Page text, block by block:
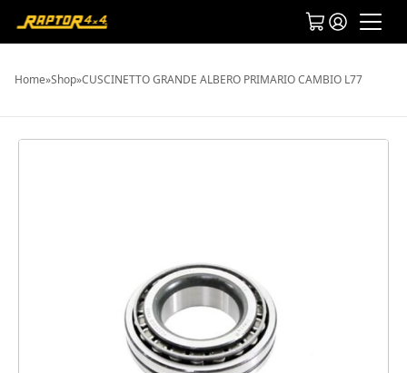
Home»Shop»CUSCINETTO GRANDE ALBERO PRIMARIO CAMBIO L77